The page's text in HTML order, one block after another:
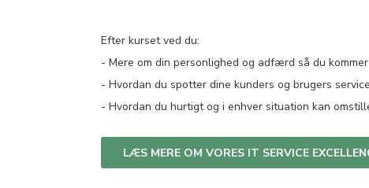
Efter kurset ved du:
- Mere om din personlighed og adfærd så du
- Hvordan du spotter dine kunders og brugers
- Hvordan du hurtigt og i enhver situation kan
LÆS MERE OM VORES IT SERVICE